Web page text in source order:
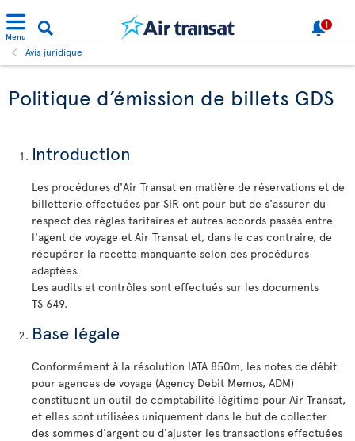
Menu
1
Avis juridique
Politique d’émission de billets GDS
Introduction
Les procédures d'Air Transat en matière de réservations et de
billetterie effectuées par SIR ont pour but de s'assurer du
respect des règles tarifaires et autres accords passés entre
l'agent de voyage et Air Transat et, dans le cas contraire, de
récupérer la recette manquante selon des procédures
adaptées.
Les audits et contrôles sont effectués sur les documents
TS 649.
Base légale
Conformément à la résolution IATA 850m, les notes de débit
pour agences de voyage (Agency Debit Memos, ADM)
constituent un outil de comptabilité légitime pour Air Transat,
et elles sont utilisées uniquement dans le but de collecter
des sommes d'argent ou d'ajuster les transactions effectuées